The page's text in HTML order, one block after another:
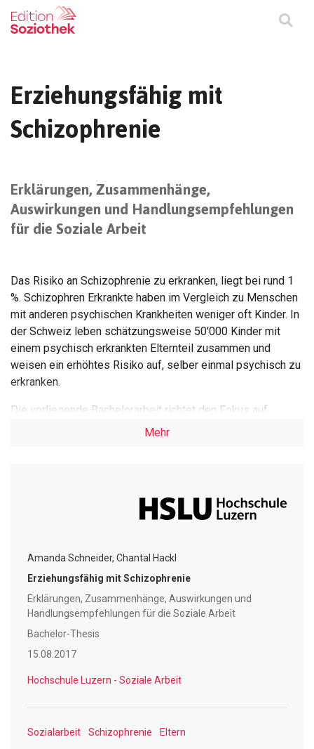
Erziehungsfähig mit
Schizophrenie
Erklärungen, Zusammenhänge,
Auswirkungen und Handlungsempfehlungen
für die Soziale Arbeit
Das Risiko an Schizophrenie zu erkranken, liegt bei rund 1
%. Schizophren Erkrankte haben im Vergleich zu Menschen
mit anderen psychischen Krankheiten weniger oft Kinder. In
der Schweiz leben schätzungsweise 50'000 Kinder mit
einem psychisch erkrankten Elternteil zusammen und
weisen ein erhöhtes Risiko auf, selber einmal psychisch zu
erkranken.
Die vorliegende Bachelorarbeit richtet den Fokus auf
schizophren erkrankte Eltern, deren Erziehungsfähigkeit und
welche einer solchen Gefährdung mittels individuellen
Unterstützungsformen entgegenwirken. Die elterliche
betroffene Eltern mithilfe von konkreten Angeboten in ihrer
Erziehungsfähigkeit unterstützt werden. Die
Krankheitssymptomatik kann sich auf verschiedene
Lebensbereiche auswirken, weshalb die Soziale Arbeit in
den unterschiedlichsten Handlungsfeldern mit Betroffenen
Durch diese Fachliteraturarbeit konnten zwar Tendenzen zu
Erziehungsfähigkeit festgestellt werden, jedoch konnte
keine eindeutige Aussage dazu getroffen werden, da eine
Einzelfallbetrachtung unabdingbar ist. Erziehungsfähigkeit
Mehr
Amanda Schneider, Chantal Hackl
Erziehungsfähig mit Schizophrenie
Erklärungen, Zusammenhänge, Auswirkungen und
Handlungsempfehlungen für die Soziale Arbeit
Bachelor-Thesis
15.08.2017
Hochschule Luzern - Soziale Arbeit
Sozialarbeit Schizophrenie Eltern